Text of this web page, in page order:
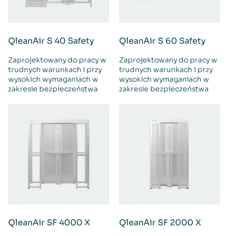
QleanAir S 40 Safety
Zaprojektowany do pracy w
trudnych warunkach i przy
wysokich wymaganiach w
zakresie bezpieczeństwa
QleanAir S 60 Safety
Zaprojektowany do pracy w
trudnych warunkach i przy
wysokich wymaganiach w
zakresie bezpieczeństwa
QleanAir SF 4000 X QleanAir SF 2000 X